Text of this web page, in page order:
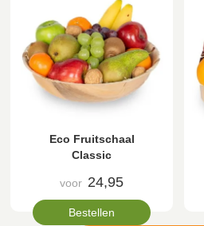
Eco Fruitschaal
Classic
voor 24,95
Bestellen